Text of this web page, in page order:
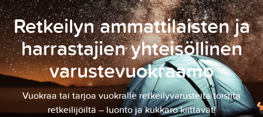
Retkeilyn ammattilaisten ja
harrastajien yhteisöllinen
varustevuokraamo
Vuokraa tai tarjoa vuokralle retkeilyvarusteita toisilta
retkeilijöiltä – luonto ja kukkaro kiittävät!